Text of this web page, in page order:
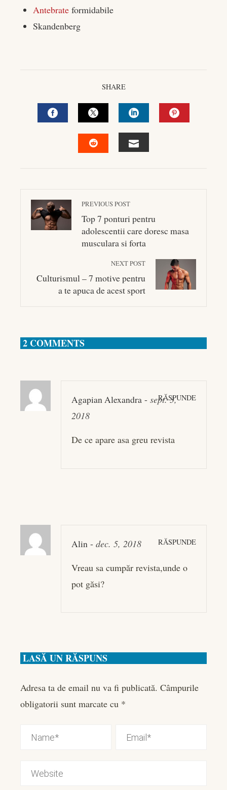
Antebrate formidabile
Skandenberg
SHARE
FACEBOOKTWITTERLINKEDIN
PREVIOUS POST
Top 7 ponturi pentru
adolescentii care doresc masa
musculara si forta
NEXT POST
Culturismul – 7 motive pentru
a te apuca de acest sport
2 COMMENTS
Agapian Alexandra - sept. 3,
2018
RĂSPUNDE
De ce apare asa greu revista
Alin - dec. 5, 2018 RĂSPUNDE
Vreau sa cumpăr revista,unde o
pot găsi?
LASĂ UN RĂSPUNS
Adresa ta de email nu va fi publicată. Câmpurile
obligatorii sunt marcate cu *